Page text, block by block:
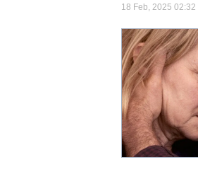
18 Feb, 2025 02:32 |